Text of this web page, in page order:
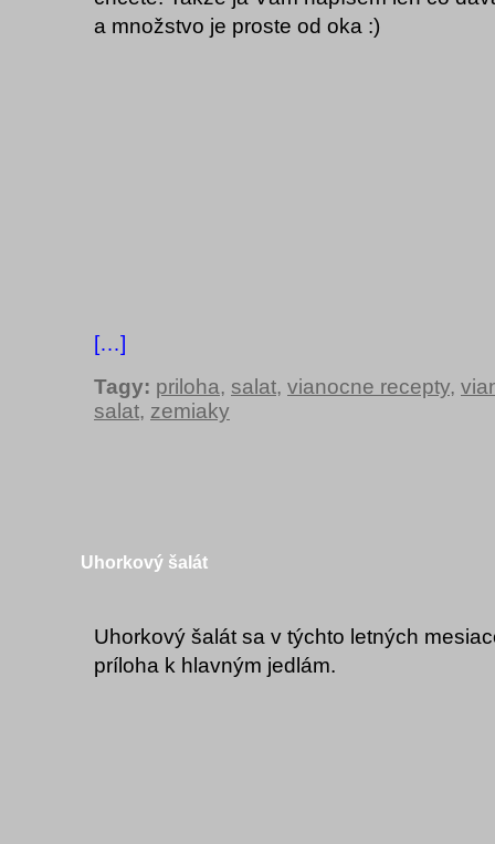
a množstvo je proste od oka :)
[…]
Tagy: priloha, salat, vianocne recepty,
salat, zemiaky
Uhorkový šalát
Uhorkový šalát sa v týchto letných
príloha k hlavným jedlám.